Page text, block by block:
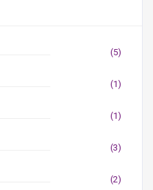
(5)
(1)
(1)
(3)
(2)